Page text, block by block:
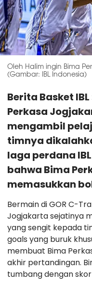
Oleh Halim ingin Bima
(Gambar: IBL Indonesia)
Berita Basket
Perkasa
mengambil
timnya
laga perdana
bahwa Bima
memasukkan
Bermain di GOR C-
Jogjakarta sejatinya
yang sengit kepada
goals yang buruk
membuat Bima
akhir pertandingan.
tumbang dengan